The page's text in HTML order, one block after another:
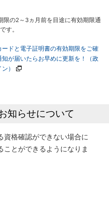
限の2～3ヵ月前を目途に有効期限通
す。
ードと電子証明書の有効期限をご確
が届いたらお早めに更新を！（政
）
知らせについて
資格確認ができない場合に
ことができるようになりま